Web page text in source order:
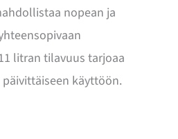
nopean ja
litran tilavuus tarjoaa
käyttöön.